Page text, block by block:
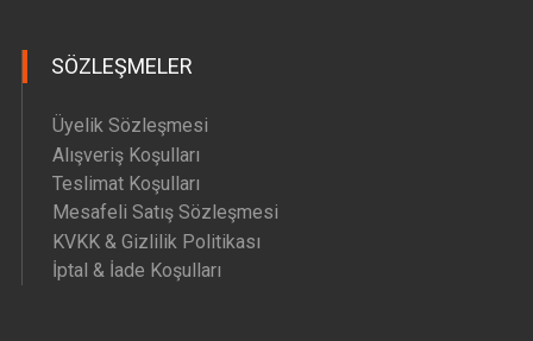
SÖZLEŞMELER
Üyelik Sözleşmesi
Alışveriş Koşulları
Teslimat Koşulları
Mesafeli Satış Sözleşmesi
KVKK & Gizlilik Politikası
İptal & İade Koşulları